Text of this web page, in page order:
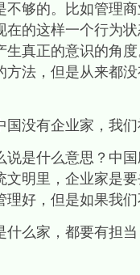
够的。比如管理
的这样一个行为
真正的意识的角
法，但是从来都
没有企业家，我们
什么意思？中国
明里，企业家是
好，但是如果我
家，都要有担当